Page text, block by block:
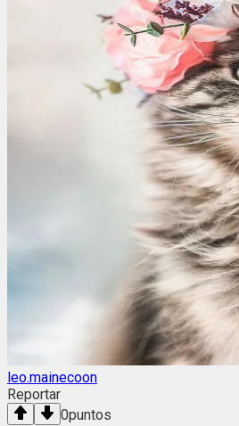
leo.mainecoon
Reportar
0puntos